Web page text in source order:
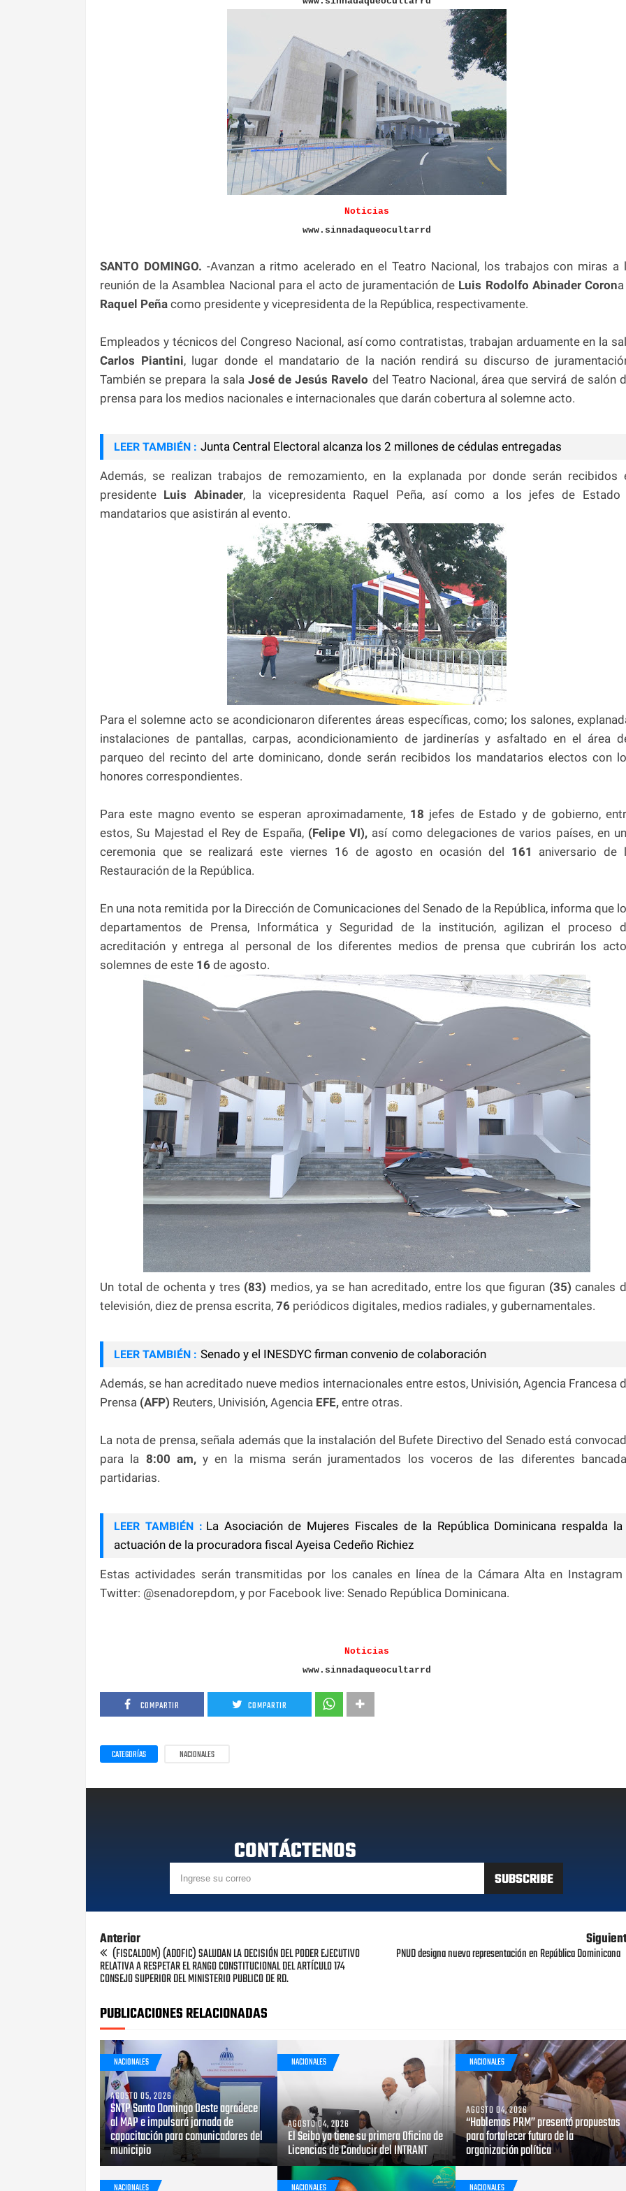
Noticias
www.sinnadaqueocultarrd
SANTO DOMINGO. -Avanzan a ritmo acelerado en el Teatro Nacional, los trabajos con miras a
reunión de la Asamblea Nacional para el acto de juramentación de Luis Rodolfo Abinader Coron
Raquel Peña como presidente y vicepresidenta de la República, respectivamente.
Empleados y técnicos del Congreso Nacional, así como contratistas, trabajan arduamente en la
Carlos Piantini, lugar donde el mandatario de la nación rendirá su discurso de
También se prepara la sala José de Jesús Ravelo del Teatro Nacional, área que servirá de salón
prensa para los medios nacionales e internacionales que darán cobertura al solemne acto.
LEER TAMBIÉN : Junta Central Electoral alcanza los 2 millones de cédulas entregadas
Además, se realizan trabajos de remozamiento, en la explanada por donde serán recibidos
presidente Luis Abinader, la vicepresidenta Raquel Peña, así como a los jefes de Estado
mandatarios que asistirán al evento.
Para el solemne acto se acondicionaron diferentes áreas específicas, como; los salones,
instalaciones de pantallas, carpas, acondicionamiento de jardinerías y asfaltado en el área
parqueo del recinto del arte dominicano, donde serán recibidos los mandatarios electos con
honores correspondientes.
Para este magno evento se esperan aproximadamente, 18 jefes de Estado y de gobierno,
estos, Su Majestad el Rey de España,(Felipe VI), así como delegaciones de varios países, en
ceremonia que se realizará este viernes 16 de agosto en ocasión del 161
aniversario de
Restauración de la República.
En una nota remitida por la Dirección de Comunicaciones del Senado de la República, informa que
departamentos de Prensa, Informática y Seguridad de la institución, agilizan el proceso
acreditación y entrega al personal de los diferentes medios de prensa que cubrirán los
solemnes de este 16 de agosto.
Un total de ochenta y tres (83) medios, ya se han acreditado, entre los que figuran (35) canales
televisión, diez de prensa escrita, 76 periódicos digitales, medios radiales, y gubernamentales.
LEER TAMBIÉN : Senado y el INESDYC firman convenio de colaboración
Además, se han acreditado nueve medios internacionales entre estos, Univisión, Agencia Francesa
Prensa (AFP) Reuters, Univisión, Agencia EFE, entre otras.
La nota de prensa, señala además que la instalación del Bufete Directivo del Senado está
para la 8:00 am,y en la misma serán juramentados los voceros de las diferentes
partidarias.
LEER TAMBIÉN : La Asociación de Mujeres Fiscales de la República Dominicana respalda la
actuación de la procuradora fiscal Ayeisa Cedeño Richiez
Estas actividades serán transmitidas por los canales en línea de la Cámara Alta en Instagram
Twitter: @senadorepdom, y por Facebook live: Senado República Dominicana.
Noticias
www.sinnadaqueocultarrd
COMPARTIR COMPARTIR
CATEGORÍAS NACIONALES
CONTÁCTENOS
Anterior
(FISCALDOM) (ADOFIC) SALUDAN LA DECISIÓN DEL PODER EJECUTIVO
RELATIVA A RESPETAR EL RANGO CONSTITUCIONAL DEL ARTÍCULO 174
CONSEJO SUPERIOR DEL MINISTERIO PUBLICO DE RD.
PNUD designa nueva representación en República Dominicana
PUBLICACIONES RELACIONADAS
NACIONALES
AGOSTO 05, 2026
SNTP Santo Domingo Oeste agradece
al MAP e impulsará jornada de
capacitación para comunicadores del
municipio
NACIONALES
AGOSTO 04, 2026
El Seibo ya tiene su primera Oficina de
Licencias de Conducir del INTRANT
NACIONALES
AGOSTO 04, 2026
“Hablemos PRM” presentó propuestas
para fortalecer futuro de la
organización política
NACIONALES NACIONALES NACIONALES